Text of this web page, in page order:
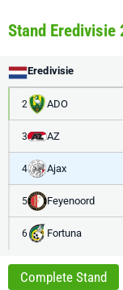
Stand
Eredivisie
2 ADO
3 AZ
4 Ajax
5 Feyenoord
6 Fortuna
Complete Stand